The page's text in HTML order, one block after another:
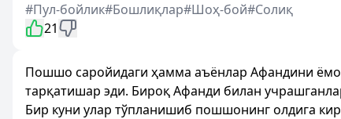
#Пул-бойлик#Бошлиқлар#Шоҳ-бой#Солиқ
21
Пошшо саройидаги ҳамма аъёнлар Афандини
тарқатишар эди. Бироқ Афанди билан
Бир куни улар тўпланишиб пошшонинг олдига